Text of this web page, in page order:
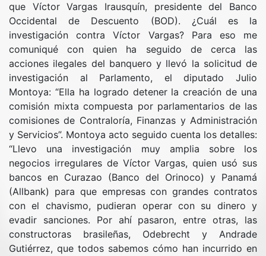
que Víctor Vargas Irausquín, presidente del Banco
Occidental de Descuento (BOD). ¿Cuál es la
investigación contra Víctor Vargas? Para eso me
comuniqué con quien ha seguido de cerca las
acciones ilegales del banquero y llevó la solicitud de
investigación al Parlamento, el diputado Julio
Montoya: “Ella ha logrado detener la creación de una
comisión mixta compuesta por parlamentarios de las
comisiones de Contraloría, Finanzas y Administración
y Servicios”. Montoya acto seguido cuenta los detalles:
“Llevo una investigación muy amplia sobre los
negocios irregulares de Víctor Vargas, quien usó sus
bancos en Curazao (Banco del Orinoco) y Panamá
(Allbank) para que empresas con grandes contratos
con el chavismo, pudieran operar con su dinero y
evadir sanciones. Por ahí pasaron, entre otras, las
constructoras brasileñas, Odebrecht y Andrade
Gutiérrez, que todos sabemos cómo han incurrido en